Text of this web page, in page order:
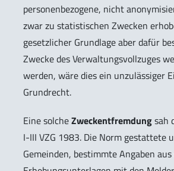
personenbezogene, nicht
zwar zu statistischen Zwecken
gesetzlicher Grundlage aber dafür
Zwecke des Verwaltungsvollzuges
werden, wäre dies ein unzulässiger
Grundrecht.
Eine solcheZweckentfremdungsah
I-III VZG 1983. Die Norm gestattete
Gemeinden, bestimmte Angaben aus